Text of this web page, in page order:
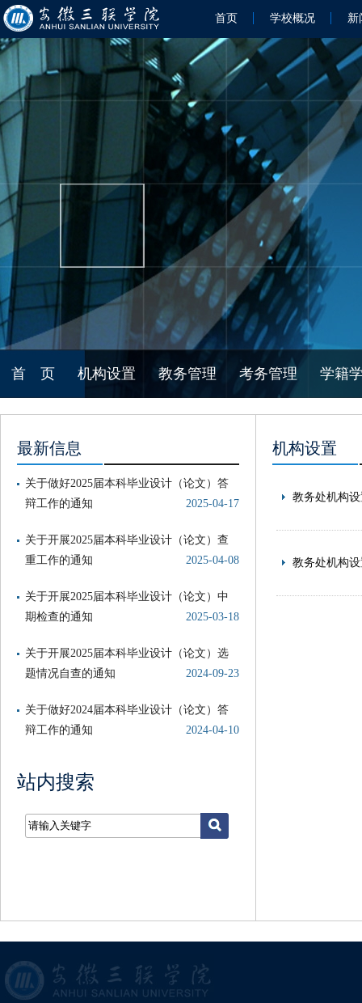
首页 学校概况 新
首 页 机构设置 教务管理 考务管理 学籍
最新信息
关于做好2025届本科毕业设计（论文）答
辩工作的通知
2025-04-17
关于开展2025届本科毕业设计（论文）查
重工作的通知
2025-04-08
关于开展2025届本科毕业设计（论文）中
期检查的通知
2025-03-18
关于开展2025届本科毕业设计（论文）选
题情况自查的通知
2024-09-23
关于做好2024届本科毕业设计（论文）答
辩工作的通知
2024-04-10
站内搜索
机构设置
教务处机构
教务处机构